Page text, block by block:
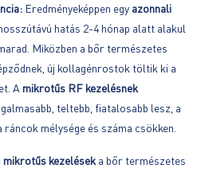
Eredményeképpen egy azonnali
hatás 2-4 hónap alatt alakul
Miközben a bőr természetes
új kollagénrostok töltik ki a
A mikrotűs RF kezelésnek
teltebb, fiatalosabb lesz, a
ráncok mélysége és száma csökken.
mikrotűs kezelések a bőr természetes